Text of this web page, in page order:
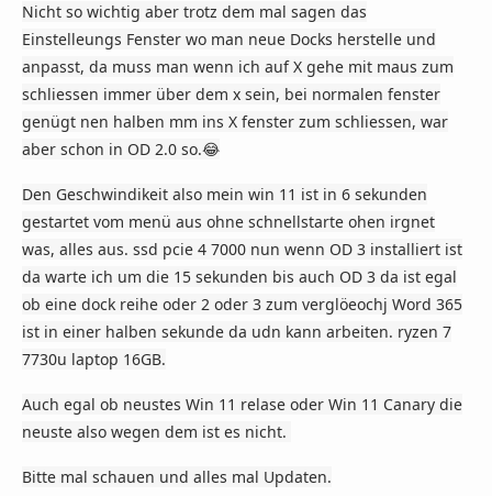
Nicht so wichtig aber trotz dem mal sagen das
Einstelleungs Fenster wo man neue Docks herstelle und
anpasst, da muss man wenn ich auf X gehe mit maus zum
schliessen immer über dem x sein, bei normalen fenster
genügt nen halben mm ins X fenster zum schliessen, war
aber schon in OD 2.0 so.😂
Den Geschwindikeit also mein win 11 ist in 6 sekunden
gestartet vom menü aus ohne schnellstarte ohen irgnet
was, alles aus. ssd pcie 4 7000 nun wenn OD 3 installiert ist
da warte ich um die 15 sekunden bis auch OD 3 da ist egal
ob eine dock reihe oder 2 oder 3 zum verglöeochj Word 365
ist in einer halben sekunde da udn kann arbeiten. ryzen 7
7730u laptop 16GB.
Auch egal ob neustes Win 11 relase oder Win 11 Canary die
neuste also wegen dem ist es nicht.
Bitte mal schauen und alles mal Updaten.